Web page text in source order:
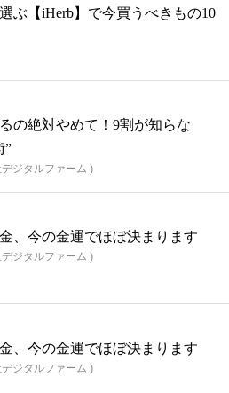
ぶ【iHerb】で今買うべきもの10
の絶対やめて！9割が知らな
”
ジタルファーム )
、今の金運でほぼ決まります
ジタルファーム )
、今の金運でほぼ決まります
ジタルファーム )